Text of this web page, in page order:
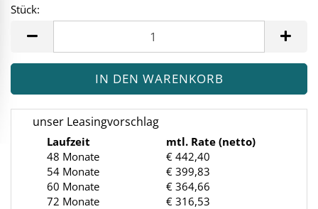
Stück:
unser Leasingvorschlag
Laufzeit
mtl. Rate (netto)
48 Monate
€ 442,40
54 Monate
€ 399,83
60 Monate
€ 364,66
72 Monate
€ 316,53